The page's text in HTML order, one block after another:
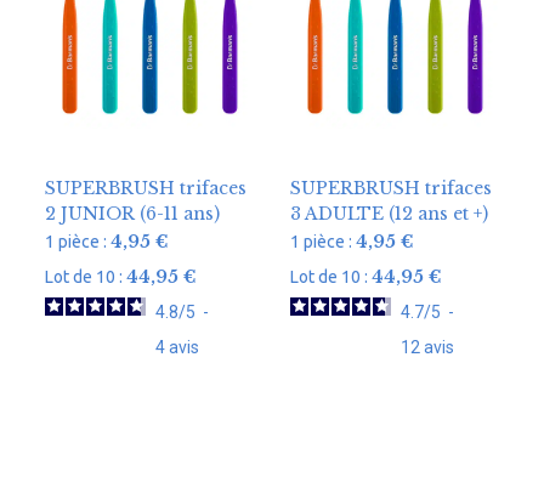
SUPERBRUSH trifaces
2 JUNIOR (6-11 ans)
1 pièce :4,95€
Lot de 10 :44,95€
4.8/5 -
4avis
SUPERBRUSH trifaces
3 ADULTE (12 ans et +)
1 pièce : 4,95 €
Lot de 10 : 44,95 €
4.7/5 -
12avis